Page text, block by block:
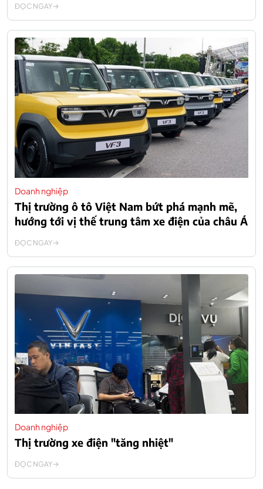
ĐỌC NGAY
Doanh nghiệp
Thị trường ô tô Việt Nam bứt phá mạnh mẽ,
hướng tới vị thế trung tâm xe điện của châu Á
ĐỌC NGAY
Doanh nghiệp
Thị trường xe điện "tăng nhiệt"
ĐỌC NGAY